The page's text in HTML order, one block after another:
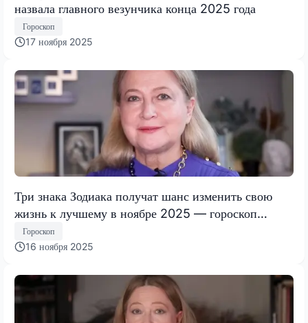
назвала главного везунчика конца 2025 года
Гороскоп
17 ноября 2025
Три знака Зодиака получат шанс изменить свою
жизнь к лучшему в ноябре 2025 — гороскоп
Тамары Глобы
Гороскоп
16 ноября 2025